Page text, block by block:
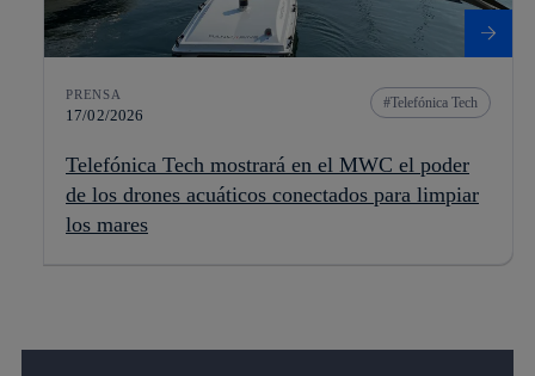
PRENSA
17/02/2026
Telefónica Tech
Telefónica Tech mostrará en el MWC el poder
de los drones acuáticos conectados para limpiar
los mares